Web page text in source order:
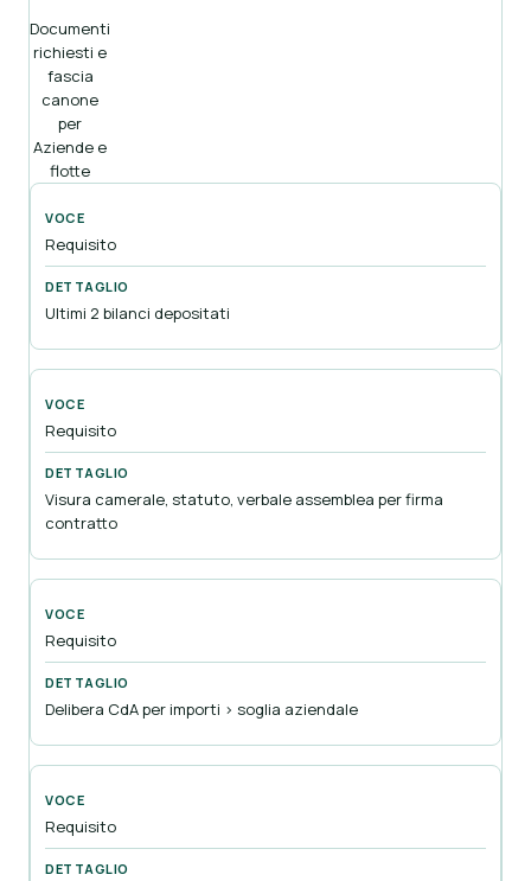
Documenti
richiesti e
fascia
canone
per
Aziende e
flotte
Requisito
Ultimi 2 bilanci depositati
Requisito
Visura camerale, statuto, verbale assemblea per firma
contratto
Requisito
Delibera CdA per importi > soglia aziendale
Requisito